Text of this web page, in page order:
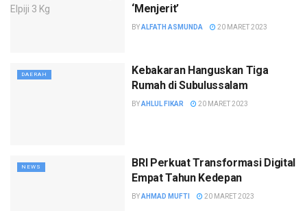
‘Menjerit’
BYALFATH ASMUNDA 20 MARET 2023
DAERAH
Kebakaran Hanguskan Tiga
Rumah di Subulussalam
BYAHLUL FIKAR 20 MARET 2023
NEWS
BRI Perkuat Transformasi Digital
Empat Tahun Kedepan
BYAHMAD MUFTI 20 MARET 2023